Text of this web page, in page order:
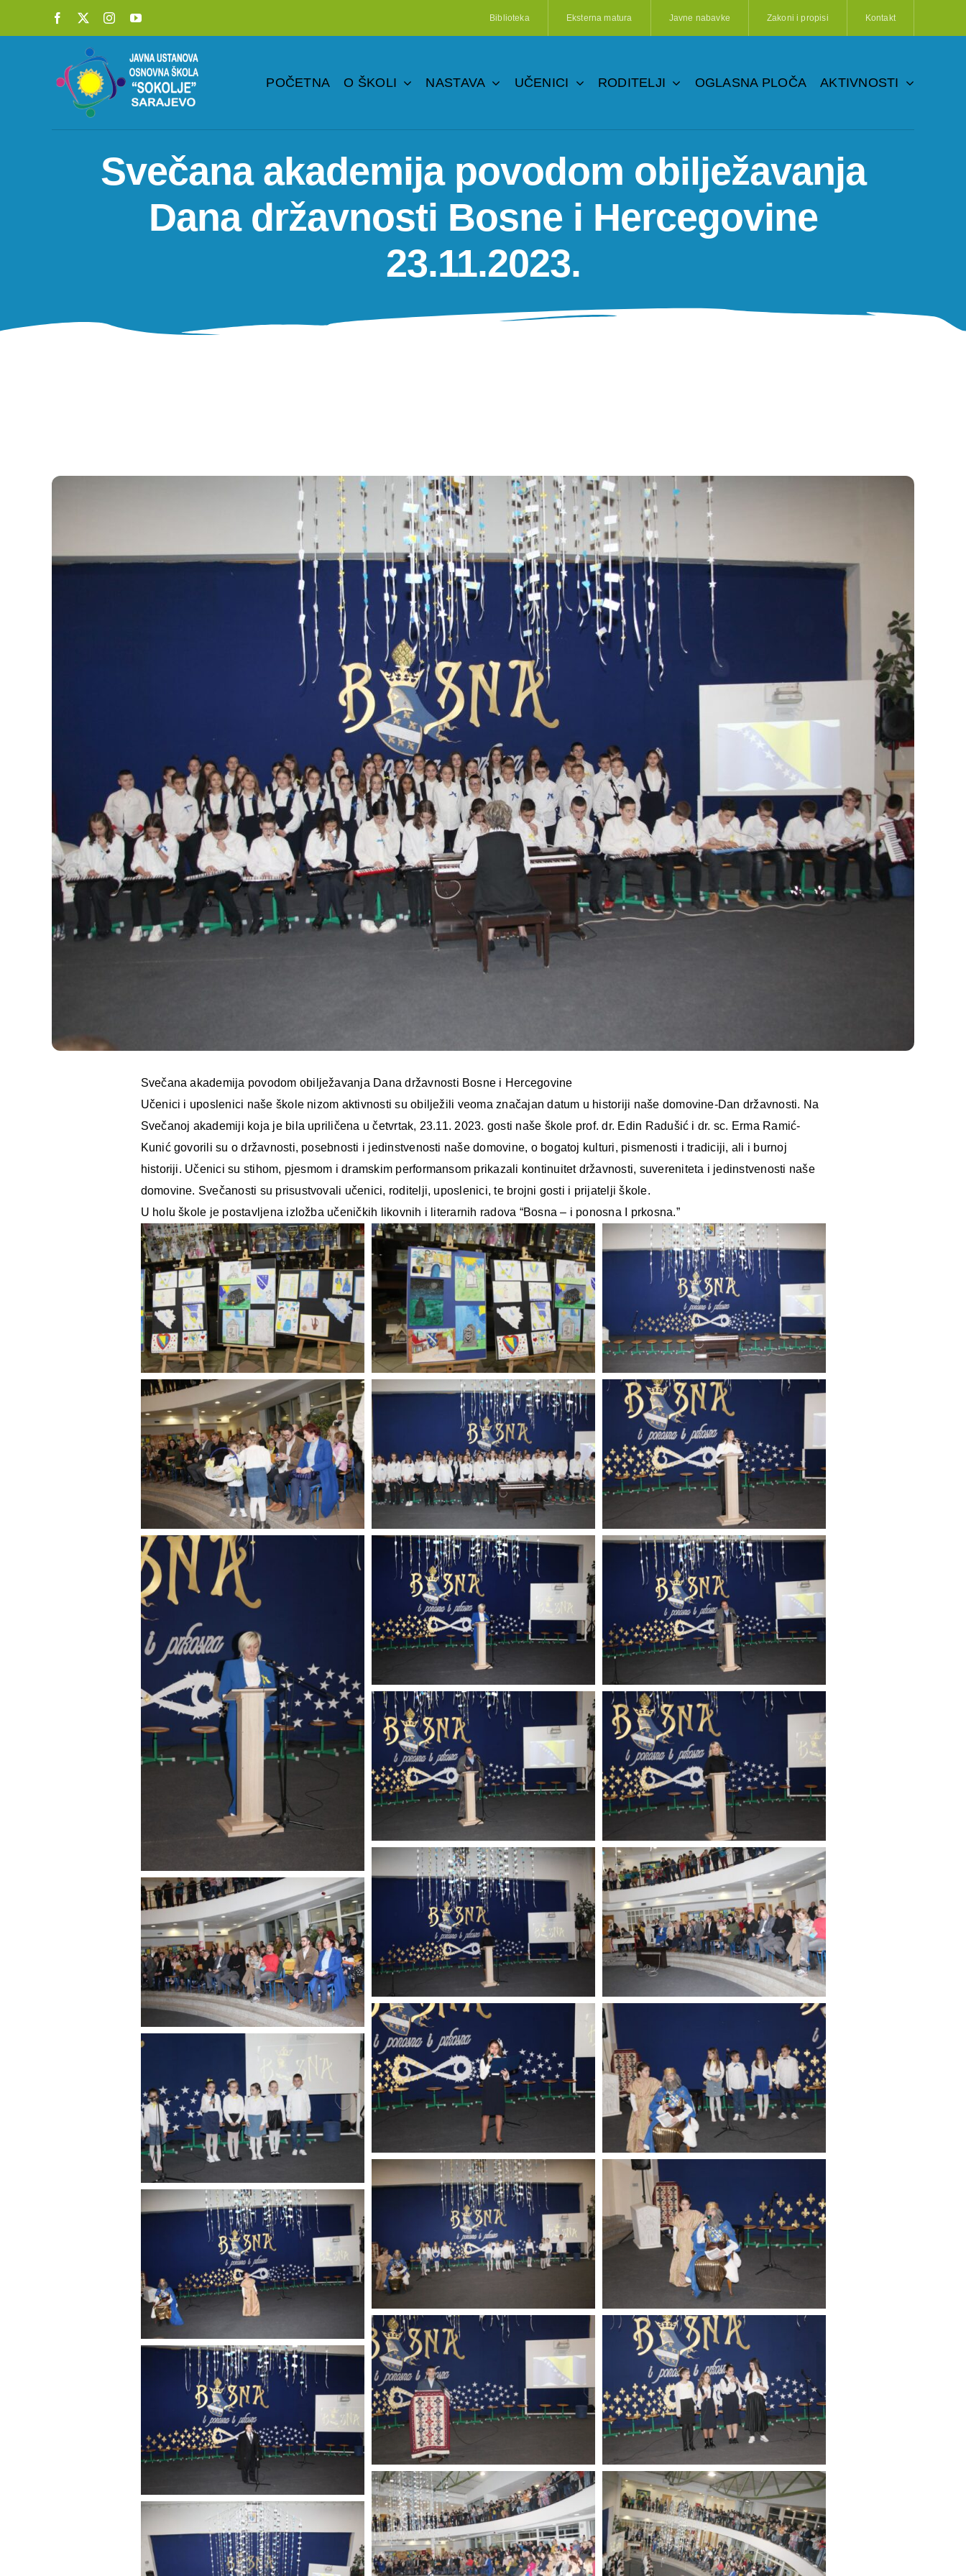
Biblioteka Eksterna matura Javne nabavke Zakoni i propisi Kontakt
POČETNA O ŠKOLI NASTAVA UČENICI RODITELJI OGLASNA PLOČA AKTIVNOSTI
Svečana akademija povodom obilježavanja
Dana državnosti Bosne i Hercegovine
23.11.2023.
Svečana akademija povodom obilježavanja Dana državnosti Bosne i Hercegovine
Učenici i uposlenici naše škole nizom aktivnosti su obilježili veoma značajan datum u historiji naše domovine-Dan državnosti. Na
Svečanoj akademiji koja je bila upriličena u četvrtak, 23.11. 2023. gosti naše škole prof. dr. Edin Radušić i dr. sc. Erma Ramić-
Kunić govorili su o državnosti, posebnosti i jedinstvenosti naše domovine, o bogatoj kulturi, pismenosti i tradiciji, ali i burnoj
historiji. Učenici su stihom, pjesmom i dramskim performansom prikazali kontinuitet državnosti, suvereniteta i jedinstvenosti naše
domovine. Svečanosti su prisustvovali učenici, roditelji, uposlenici, te brojni gosti i prijatelji škole.
U holu škole je postavljena izložba učeničkih likovnih i literarnih radova “Bosna – i ponosna I prkosna.”